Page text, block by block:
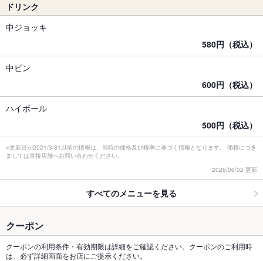
ドリンク
中ジョッキ
580円（税込）
中ビン
600円（税込）
ハイボール
500円（税込）
※更新日が2021/3/31以前の情報は、当時の価格及び税率に基づく情報となります。 価格につき
ましては直接店舗へお問い合わせください。
2026/06/02 更新
すべてのメニューを見る
クーポン
クーポンの利用条件・有効期限は詳細をご確認ください。クーポンのご利用時
は、必ず詳細画面をお店にご提示ください。